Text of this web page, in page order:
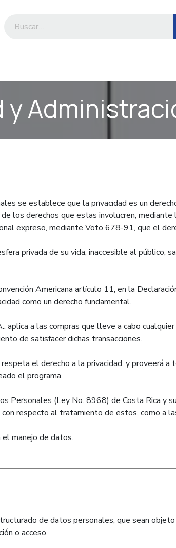
se establece que la privacidad es un
los derechos que estas involucren,
expreso, mediante Voto 678-91, que el
de su vida, inaccesible al público,
Americana artículo 11, en la
como un derecho fundamental.
aplica a las compras que lleve a cabo
de satisfacer dichas transacciones.
el derecho a la privacidad, y proveerá
el programa.
Personales (Ley No. 8968) de Costa Rica y
respecto al tratamiento de estos, como a
manejo de datos.
de datos personales, que sean
o acceso.